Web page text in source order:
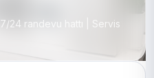
24 randevu hattı | Servis